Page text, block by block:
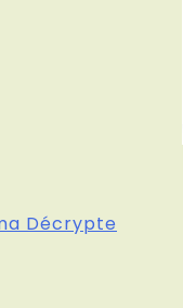
Décrypte